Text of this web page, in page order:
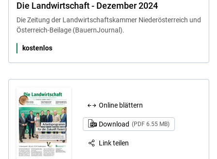
Die Landwirtschaft - Dezember 2024
Die Zeitung der Landwirtschaftskammer Niederösterreich und
Österreich-Beilage (BauernJournal).
kostenlos
Online blättern
Download (PDF 6.55 MB)
Link teilen